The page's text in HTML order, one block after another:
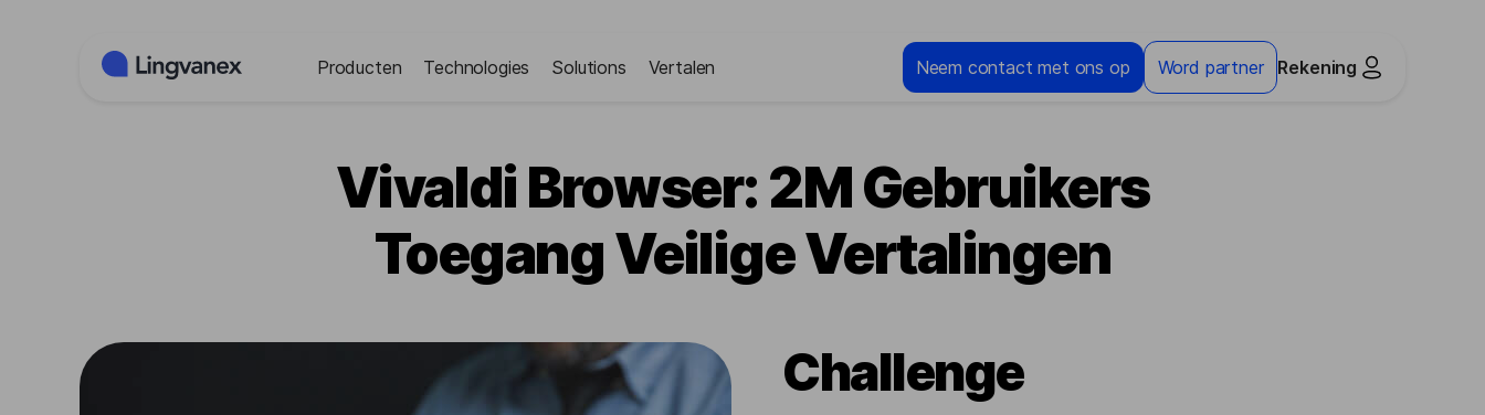
Producten Technologies Solutions Vertalen Neem contact met ons op Word partner Rekening
Vivaldi Browser: 2M Gebruikers
Toegang Veilige Vertalingen
Challenge